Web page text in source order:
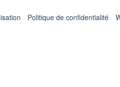
Politique de confidentialité